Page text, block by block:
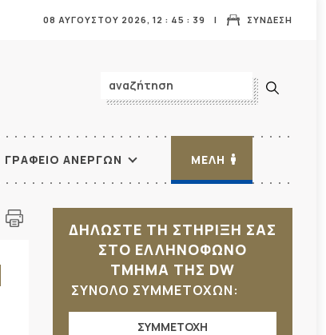
ΣΥΝΔΕΣΗ
08 ΑΥΓΟΥΣΤΟΥ 2026, 12 : 45 : 41
ΓΡΑΦΕΙΟ ΑΝΕΡΓΩΝ ΜΕΛΗ
ΔΗΛΩΣΤΕ ΤΗ ΣΤΗΡΙΞΗ ΣΑΣ
ΣΤΟ ΕΛΛΗΝΟΦΩΝΟ
ΤΜΗΜΑ ΤΗΣ DW
ΣΥΝΟΛΟ ΣΥΜΜΕΤΟΧΩΝ:
ΣΥΜΜΕΤΟΧΗ